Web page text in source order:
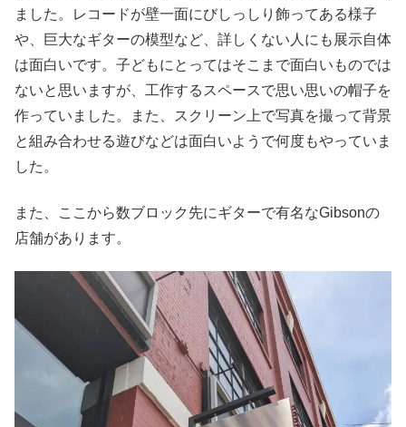
ました。レコードが壁一面にびしっしり飾ってある様子
や、巨大なギターの模型など、詳しくない人にも展示自体
は面白いです。子どもにとってはそこまで面白いものでは
ないと思いますが、工作するスペースで思い思いの帽子を
作っていました。また、スクリーン上で写真を撮って背景
と組み合わせる遊びなどは面白いようで何度もやっていま
した。
また、ここから数ブロック先にギターで有名なGibsonの
店舗があります。